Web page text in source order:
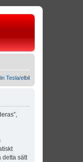
Tesla/elbil
detta sätt